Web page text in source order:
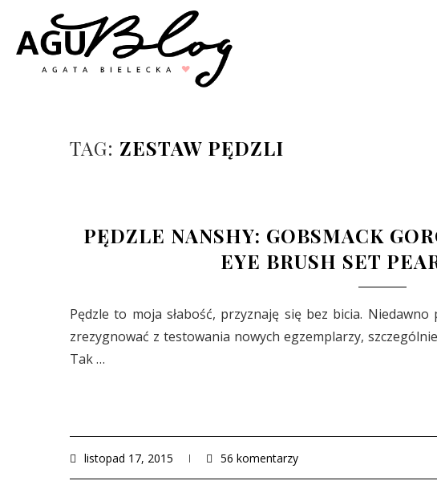
TAG: ZESTAW PĘDZLI
PĘDZLE NANSHY: GOBSMACK
EYE BRUSH SET
Pędzle to moja słabość, przyznaję się bez bicia.
zrezygnować z testowania nowych egzemplarzy,
Tak …
listopad 17, 2015 56 komentarzy